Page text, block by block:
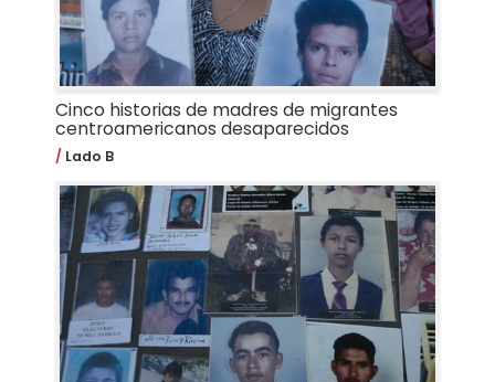
Cinco historias de madres de migrantes
centroamericanos desaparecidos
Lado B